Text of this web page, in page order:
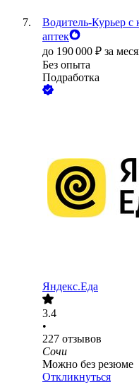
Водитель-Курьер с
аптек
до 190 000 ₽ за
Без опыта
Подработка
Яндекс.Еда
3.4
•
227 отзывов
Сочи
Можно без резюме
Откликнуться